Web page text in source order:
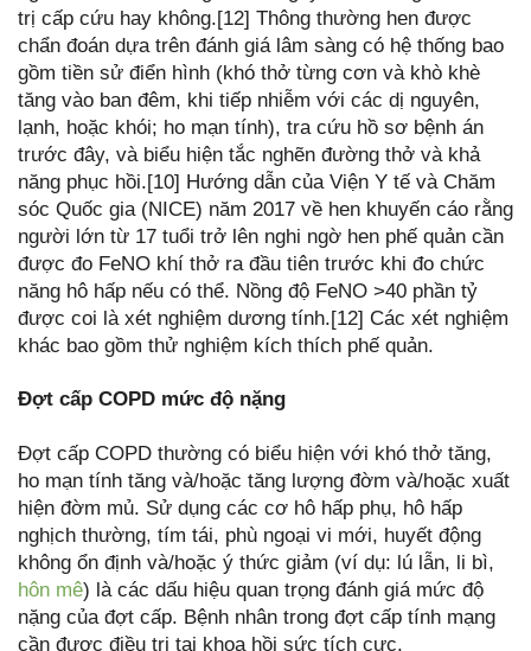
trị cấp cứu hay không.[12] Thông thường hen được
chẩn đoán dựa trên đánh giá lâm sàng có hệ thống bao
gồm tiền sử điển hình (khó thở từng cơn và khò khè
tăng vào ban đêm, khi tiếp nhiễm với các dị nguyên,
lạnh, hoặc khói; ho mạn tính), tra cứu hồ sơ bệnh án
trước đây, và biểu hiện tắc nghẽn đường thở và khả
năng phục hồi.[10] Hướng dẫn của Viện Y tế và Chăm
sóc Quốc gia (NICE) năm 2017 về hen khuyến cáo rằng
người lớn từ 17 tuổi trở lên nghi ngờ hen phế quản cần
được đo FeNO khí thở ra đầu tiên trước khi đo chức
năng hô hấp nếu có thể. Nồng độ FeNO >40 phần tỷ
được coi là xét nghiệm dương tính.[12] Các xét nghiệm
khác bao gồm thử nghiệm kích thích phế quản.
Đợt cấp COPD mức độ nặng
Đợt cấp COPD thường có biểu hiện với khó thở tăng,
ho mạn tính tăng và/hoặc tăng lượng đờm và/hoặc xuất
hiện đờm mủ. Sử dụng các cơ hô hấp phụ, hô hấp
nghịch thường, tím tái, phù ngoại vi mới, huyết động
không ổn định và/hoặc ý thức giảm (ví dụ: lú lẫn, li bì,
hôn mê) là các dấu hiệu quan trọng đánh giá mức độ
nặng của đợt cấp. Bệnh nhân trong đợt cấp tính mạng
cần được điều trị tại khoa hồi sức tích cực.